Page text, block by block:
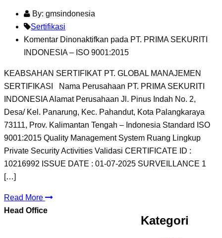
By: gmsindonesia
Sertifikasi
Komentar Dinonaktifkan pada PT. PRIMA SEKURITI
INDONESIA – ISO 9001:2015
KEABSAHAN SERTIFIKAT PT. GLOBAL MANAJEMEN
SERTIFIKASI Nama Perusahaan PT. PRIMA SEKURITI
INDONESIA Alamat Perusahaan Jl. Pinus Indah No. 2,
Desa/ Kel. Panarung, Kec. Pahandut, Kota Palangkaraya
73111, Prov. Kalimantan Tengah – Indonesia Standard ISO
9001:2015 Quality Management System Ruang Lingkup
Private Security Activities Validasi CERTIFICATE ID :
10216992 ISSUE DATE : 01-07-2025 SURVEILLANCE 1
[…]
Read More
Kategori
Head Office